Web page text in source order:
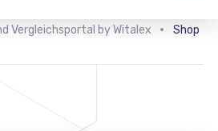
Vergleichsportal by Witalex Shop